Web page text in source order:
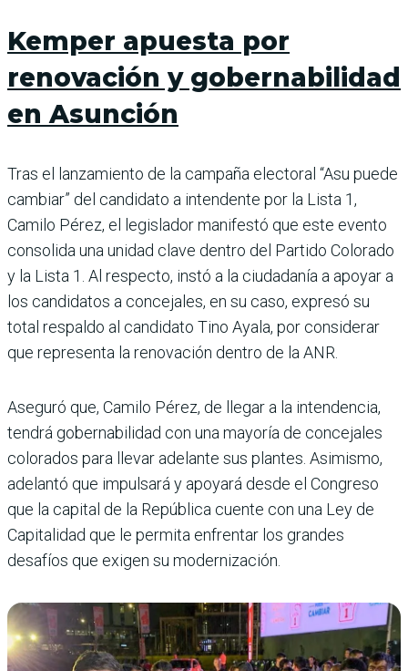
Kemper apuesta por
renovación y gobernabilidad
en Asunción
Tras el lanzamiento de la campaña electoral “Asu puede
cambiar” del candidato a intendente por la Lista 1,
Camilo Pérez, el legislador manifestó que este evento
consolida una unidad clave dentro del Partido Colorado
y la Lista 1. Al respecto, instó a la ciudadanía a apoyar a
los candidatos a concejales, en su caso, expresó su
total respaldo al candidato Tino Ayala, por considerar
que representa la renovación dentro de la ANR.
Aseguró que, Camilo Pérez, de llegar a la intendencia,
tendrá gobernabilidad con una mayoría de concejales
colorados para llevar adelante sus plantes. Asimismo,
adelantó que impulsará y apoyará desde el Congreso
que la capital de la República cuente con una Ley de
Capitalidad que le permita enfrentar los grandes
desafíos que exigen su modernización.